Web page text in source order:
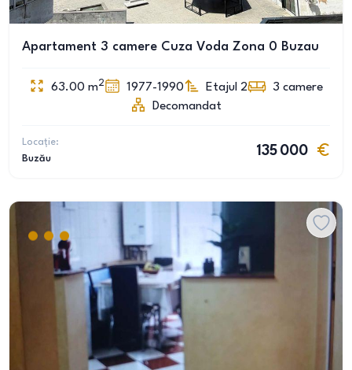
Apartament 3 camere Cuza Voda Zona 0 Buzau
63.00 m2 1977-1990 Etajul 2 3 camere
Decomandat
Locație:
Buzău
135 000